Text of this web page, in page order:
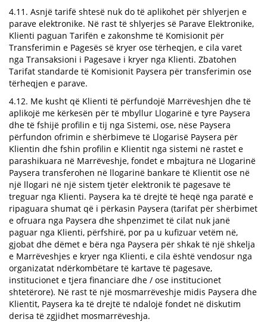
4.11. Asnjë tarifë shtesë nuk do të aplikohet për shlyerjen e
parave elektronike. Në rast të shlyerjes së Parave Elektronike,
Klienti paguan Tarifën e zakonshme të Komisionit për
Transferimin e Pagesës së kryer ose tërheqjen, e cila varet
nga Transaksioni i Pagesave i kryer nga Klienti. Zbatohen
Tarifat standarde të Komisionit Paysera për transferimin ose
tërheqjen e parave.
4.12. Me kusht që Klienti të përfundojë Marrëveshjen dhe të
aplikojë me kërkesën për të mbyllur Llogarinë e tyre Paysera
dhe të fshijë profilin e tij nga Sistemi, ose, nëse Paysera
përfundon ofrimin e shërbimeve të Llogarisë Paysera për
Klientin dhe fshin profilin e Klientit nga sistemi në rastet e
parashikuara në Marrëveshje, fondet e mbajtura në Llogarinë
Paysera transferohen në llogarinë bankare të Klientit ose në
një llogari në një sistem tjetër elektronik të pagesave të
treguar nga Klienti. Paysera ka të drejtë të heqë nga paratë e
ripaguara shumat që i përkasin Paysera (tarifat për shërbimet
e ofruara nga Paysera dhe shpenzimet të cilat nuk janë
paguar nga Klienti, përfshirë, por pa u kufizuar vetëm në,
gjobat dhe dëmet e bëra nga Paysera për shkak të një shkelja
e Marrëveshjes e kryer nga Klienti, e cila është vendosur nga
organizatat ndërkombëtare të kartave të pagesave,
institucionet e tjera financiare dhe / ose institucionet
shtetërore). Në rast të një mosmarrëveshje midis Paysera dhe
Klientit, Paysera ka të drejtë të ndalojë fondet në diskutim
derisa të zgjidhet mosmarrëveshja.